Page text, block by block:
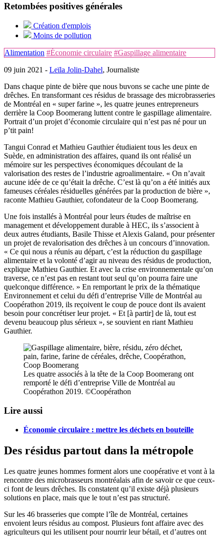
Retombées positives générales
Création d'emplois
Moins de pollution
Alimentation #Économie circulaire #Gaspillage alimentaire
09 juin 2021 - Leïla Jolin-Dahel, Journaliste
Dans chaque pinte de bière que nous buvons se cache une pinte de
drêches. En transformant ces résidus de brassage des microbrasseries
de Montréal en « super farine », les quatre jeunes entrepreneurs
derrière la Coop Boomerang luttent contre le gaspillage alimentaire.
Portrait d’un projet d’économie circulaire qui n’est pas né pour un
p’tit pain!
Tangui Conrad et Mathieu Gauthier étudiaient tous les deux en
Suède, en administration des affaires, quand ils ont réalisé un
mémoire sur les perspectives économiques découlant de la
valorisation des restes de l’industrie agroalimentaire. « On n’avait
aucune idée de ce qu’était la drêche. C’est là qu’on a été initiés aux
fameuses céréales résiduelles générées par la production de bière »,
raconte Mathieu Gauthier, cofondateur de la Coop Boomerang.
Une fois installés à Montréal pour leurs études de maîtrise en
management et développement durable à HEC, ils s’associent à
deux autres étudiants, Basile Thisse et Alexis Galand, pour présenter
un projet de revalorisation des drêches à un concours d’innovation.
« Ce qui nous a réunis au départ, c’est la réduction du gaspillage
alimentaire et la volonté d’agir au niveau des résidus de production,
explique Mathieu Gauthier. Et avec la crise environnementale qu’on
traverse, ce n’est pas en restant tout seul qu’on pourra faire une
quelconque différence. » En remportant le prix de la thématique
Environnement et celui du défi d’entreprise Ville de Montréal au
Coopérathon 2019, ils reçoivent le coup de pouce dont ils avaient
besoin pour concrétiser leur projet. « Et [à partir] de là, tout est
devenu beaucoup plus sérieux », se souvient en riant Mathieu
Gauthier.
Les quatre associés à la tête de la Coop Boomerang ont
remporté le défi d’entreprise Ville de Montréal au
Coopérathon 2019. ©Coopérathon
Lire aussi
Économie circulaire : mettre les déchets en bouteille
Des résidus partout dans la métropole
Les quatre jeunes hommes forment alors une coopérative et vont à la
rencontre des microbrasseurs montréalais afin de savoir ce que ceux-
ci font de leurs drêches. Ils constatent qu’il existe déjà plusieurs
solutions en place, mais que le tout n’est pas structuré.
Sur les 46 brasseries que compte l’île de Montréal, certaines
envoient leurs résidus au compost. Plusieurs font affaire avec des
agriculteurs qui les utilisent pour nourrir leur bétail, et d’autres ont